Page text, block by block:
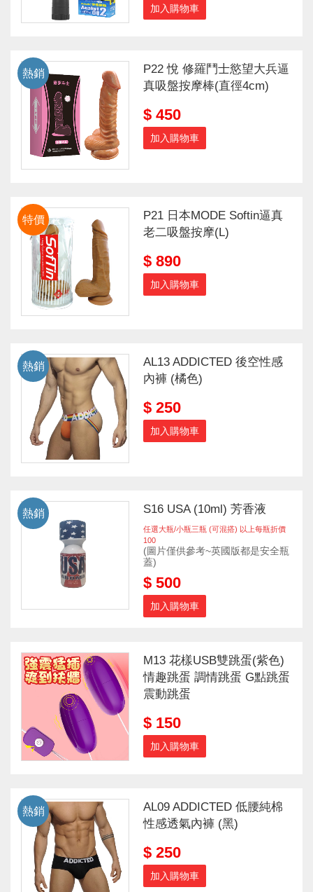
加入購物車
P22 悅 修羅鬥士慾望大兵逼
真吸盤按摩棒(直徑4cm)
$ 450
加入購物車
熱銷
P21 日本MODE Softin逼真
老二吸盤按摩(L)
$ 890
加入購物車
特價
AL13 ADDICTED 後空性感
內褲 (橘色)
$ 250
加入購物車
熱銷
S16 USA (10ml) 芳香液
任選大瓶/小瓶三瓶 (可混搭) 以上每瓶折價
100
(圖片僅供參考~英國版都是安全瓶
蓋)
$ 500
加入購物車
熱銷
M13 花樣USB雙跳蛋(紫色)
情趣跳蛋 調情跳蛋 G點跳蛋
震動跳蛋
$ 150
加入購物車
AL09 ADDICTED 低腰純棉
性感透氣內褲 (黑)
$ 250
加入購物車
熱銷